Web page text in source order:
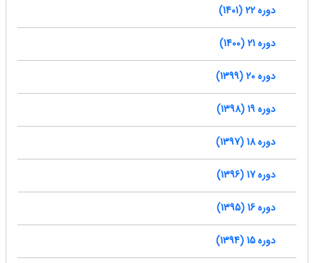
دوره 22 (1401)
دوره 21 (1400)
دوره 20 (1399)
دوره 19 (1398)
دوره 18 (1397)
دوره 17 (1396)
دوره 16 (1395)
دوره 15 (1394)